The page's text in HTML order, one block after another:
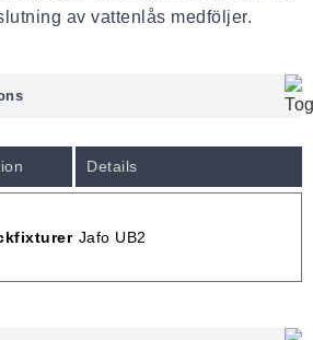
av vattenlås medföljer.
Details
Jafo UB2